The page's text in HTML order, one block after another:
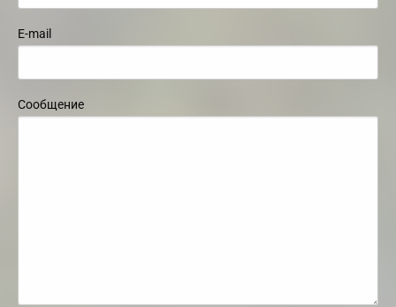
E-mail
Сообщение